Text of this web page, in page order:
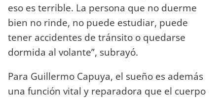
eso es terrible. La persona que no duerme
bien no rinde, no puede estudiar, puede
tener accidentes de tránsito o quedarse
dormida al volante”, subrayó.
Para Guillermo Capuya, el sueño es además
una función vital y reparadora que el cuerpo